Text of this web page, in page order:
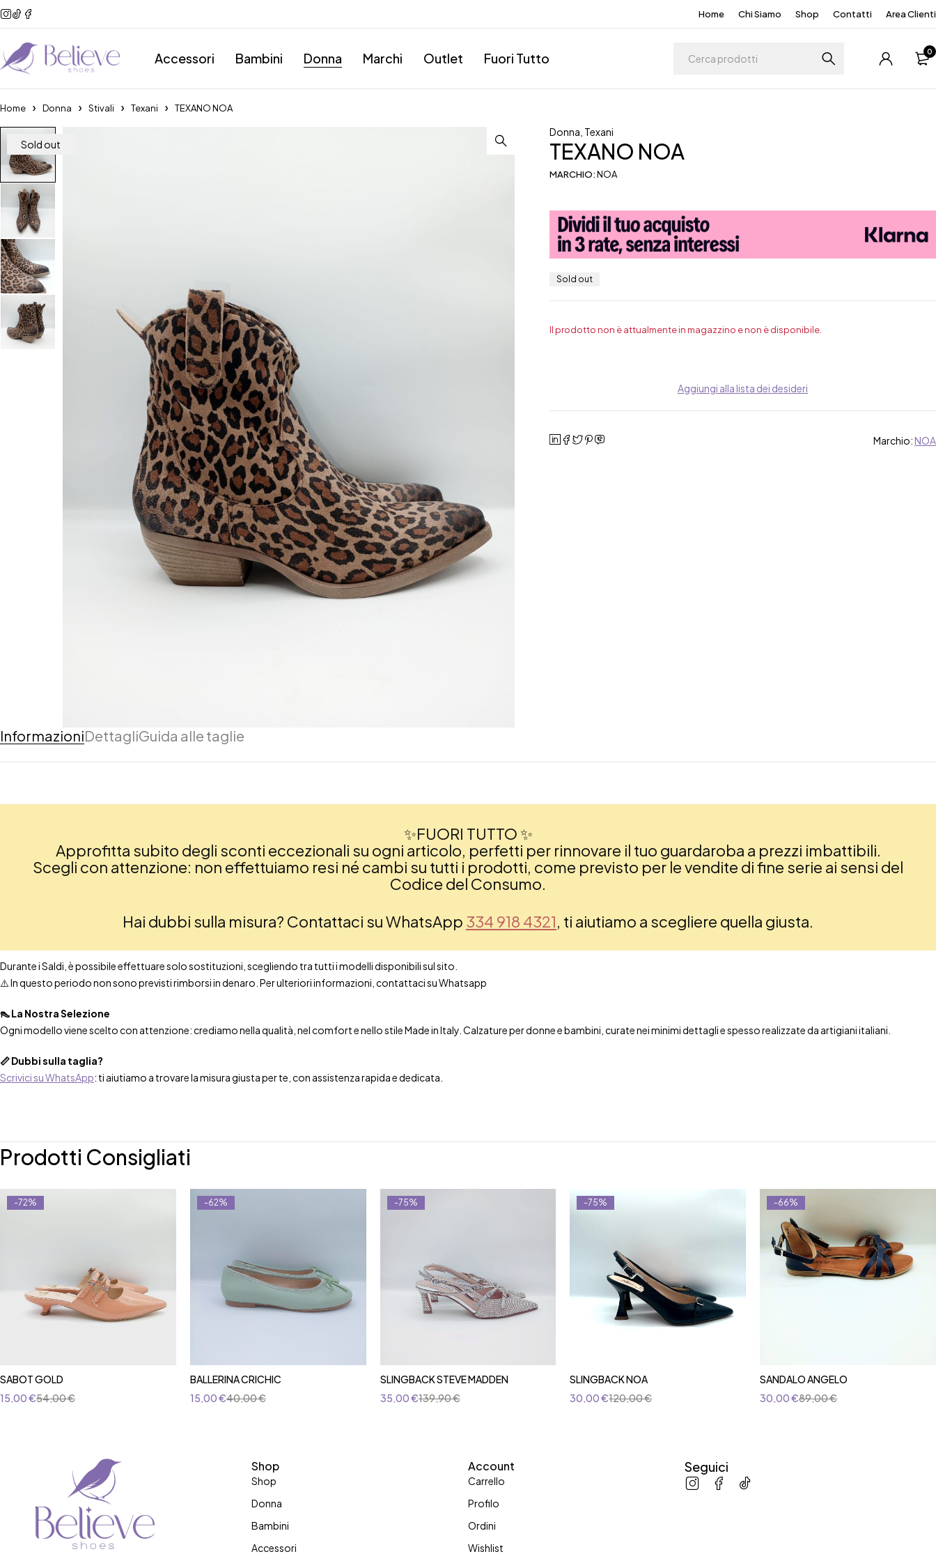
Home Chi Siamo Shop Contatti Area Clienti
Accessori Bambini Donna Marchi Outlet Fuori Tutto 0
Home Donna Stivali Texani TEXANO NOA
Sold out
Donna Texani
TEXANO NOA
MARCHIO:NOA
Sold out
Il prodotto non è attualmente in magazzino e non è disponibile.
Aggiungi alla lista dei desideri
Marchio: NOA
InformazioniDettagliGuida alle taglie
✨FUORI TUTTO ✨
Approfitta subito degli sconti eccezionali su ogni articolo, perfetti per rinnovare il tuo guardaroba a prezzi imbattibili.
Scegli con attenzione: non effettuiamo resi né cambi su tutti i prodotti, come previsto per le vendite di fine serie ai sensi del
Codice del Consumo.
Hai dubbi sulla misura? Contattaci su WhatsApp 334 918 4321, ti aiutiamo a scegliere quella giusta.
Durante i Saldi, è possibile effettuare solo sostituzioni, scegliendo tra tutti i modelli disponibili sul sito.
⚠️ In questo periodo non sono previsti rimborsi in denaro. Per ulteriori informazioni, contattaci su Whatsapp
👠 La Nostra Selezione
Ogni modello viene scelto con attenzione: crediamo nella qualità, nel comfort e nello stile Made in Italy. Calzature per donne e bambini, curate nei minimi dettagli e spesso realizzate da artigiani italiani.
📏 Dubbi sulla taglia?
Scrivici su WhatsApp: ti aiutiamo a trovare la misura giusta per te, con assistenza rapida e dedicata.
Prodotti Consigliati
-72%
SABOT GOLD
54,00€
15,00€
-62%
BALLERINA CRICHIC
40,00€
15,00€
-75%
SLINGBACK STEVE MADDEN
139,90€
35,00€
-75%
SLINGBACK NOA
120,00€
30,00€
-66%
SANDALO ANGELO
89,00€
30,00€
Shop
Shop
Donna
Bambini
Accessori
Account
Carrello
Profilo
Ordini
Wishlist
Seguici